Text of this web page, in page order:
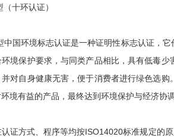
十环认证）
中国环境标志认证是一种证明性标志认证，
境保护要求，与同类产品相比，具有低毒
对自身健康无害，便于消费者进行绿色选
境有益的产品，最终达到环境保护与经济协
证方式、程序等均按ISO14020标准规定的